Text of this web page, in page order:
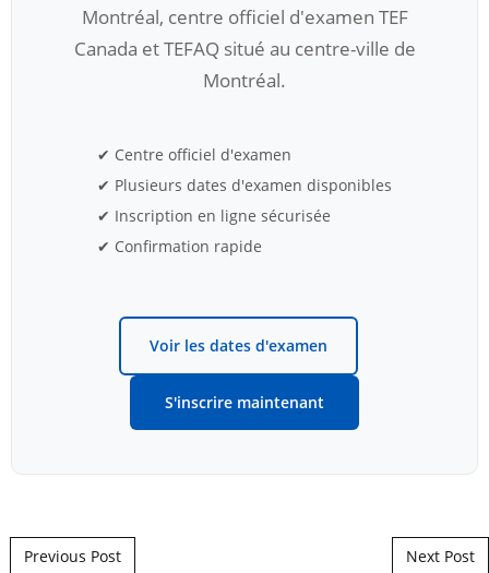
Montréal, centre officiel d'examen TEF
Canada et TEFAQ situé au centre-ville de
Montréal.
✔ Centre officiel d'examen
✔ Plusieurs dates d'examen disponibles
✔ Inscription en ligne sécurisée
✔ Confirmation rapide
Voir les dates d'examen
S'inscrire maintenant
Post navigation
Previous Post Next Post